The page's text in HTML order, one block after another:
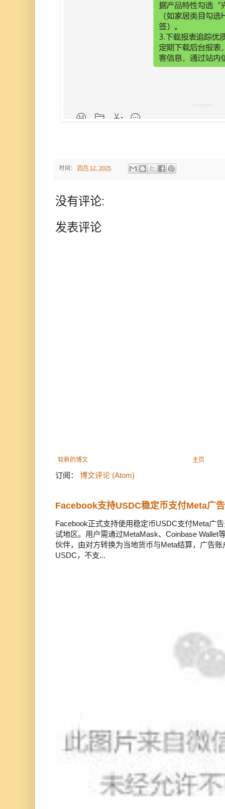
时间： 四月 12, 2025
没有评论:
发表评论
较新的博文 主页
订阅： 博文评论 (Atom)
Facebook支持USDC稳定币支付Meta广
Facebook正式支持使用稳定币USDC支付Meta广
试地区。用户需通过MetaMask、Coinbase Wallet
伙伴，由对方转换为当地货币与Meta结算，广告
USDC，不支...